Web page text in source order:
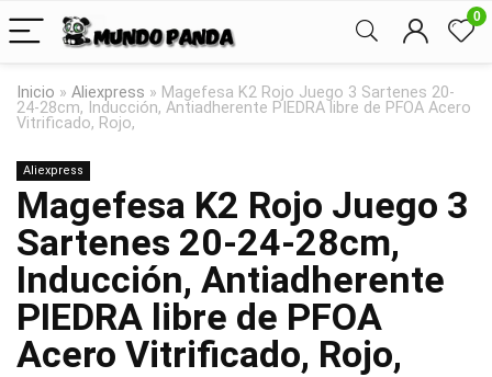
0
Inicio » Aliexpress » Magefesa K2 Rojo Juego 3 Sartenes 20-
24-28cm, Inducción, Antiadherente PIEDRA libre de PFOA Acero
Vitrificado, Rojo,
Aliexpress
Magefesa K2 Rojo Juego 3
Sartenes 20-24-28cm,
Inducción, Antiadherente
PIEDRA libre de PFOA
Acero Vitrificado, Rojo,